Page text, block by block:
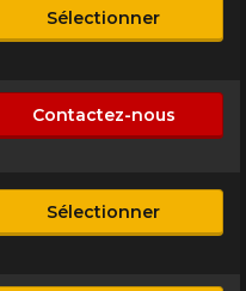
Sélectionner
Contactez-nous
Sélectionner